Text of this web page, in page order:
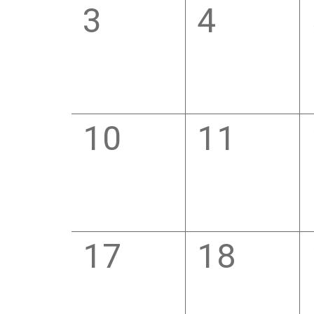
0
3
0
4
0
10
0
11
0
17
0
18